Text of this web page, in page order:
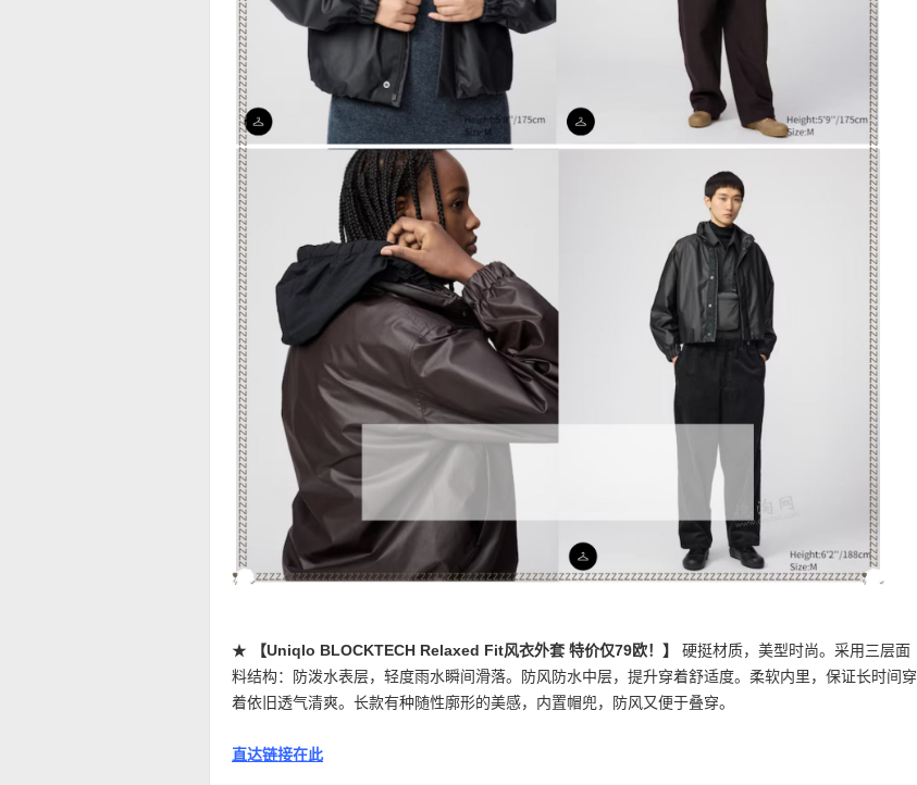
★ 【Uniqlo BLOCKTECH Relaxed Fit风衣外套 特价仅79欧！】
硬挺材质，美型时尚。采用三层面
料结构：防泼水表层，轻度雨水瞬间滑落。防风防水中层，提升穿着舒适度。柔软内里，保证长时间穿
着依旧透气清爽。长款有种随性廓形的美感，内置帽兜，防风又便于叠穿。
直达链接在此